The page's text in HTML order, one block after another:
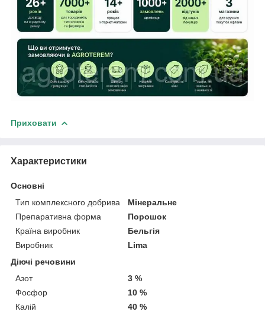
Приховати
Характеристики
Основні
Тип комплексного добрива
Мінеральне
Препаративна форма
Порошок
Країна виробник
Бельгія
Виробник
Lima
Діючі речовини
Азот
3 %
Фосфор
10 %
Калій
40 %